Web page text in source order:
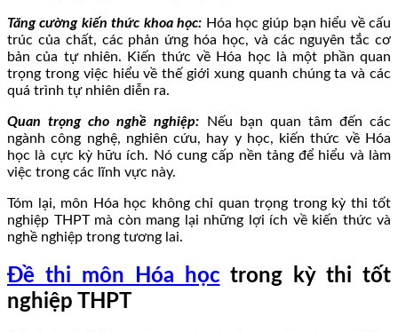
Tăng cường kiến thức khoa học: Hóa học giúp bạn hiểu về cấu
trúc của chất, các phản ứng hóa học, và các nguyên tắc cơ
bản của tự nhiên. Kiến thức về Hóa học là một phần quan
trọng trong việc hiểu về thế giới xung quanh chúng ta và các
quá trình tự nhiên diễn ra.
Quan trọng cho nghề nghiệp:
Nếu bạn quan tâm đến các
ngành công nghệ, nghiên cứu, hay y học, kiến thức về Hóa
học là cực kỳ hữu ích. Nó cung cấp nền tảng để hiểu và làm
việc trong các lĩnh vực này.
Tóm lại, môn Hóa học không chỉ quan trọng trong kỳ thi tốt
nghiệp THPT mà còn mang lại những lợi ích về kiến thức và
nghề nghiệp trong tương lai.
Đề thi môn Hóa học trong kỳ thi tốt
nghiệp THPT